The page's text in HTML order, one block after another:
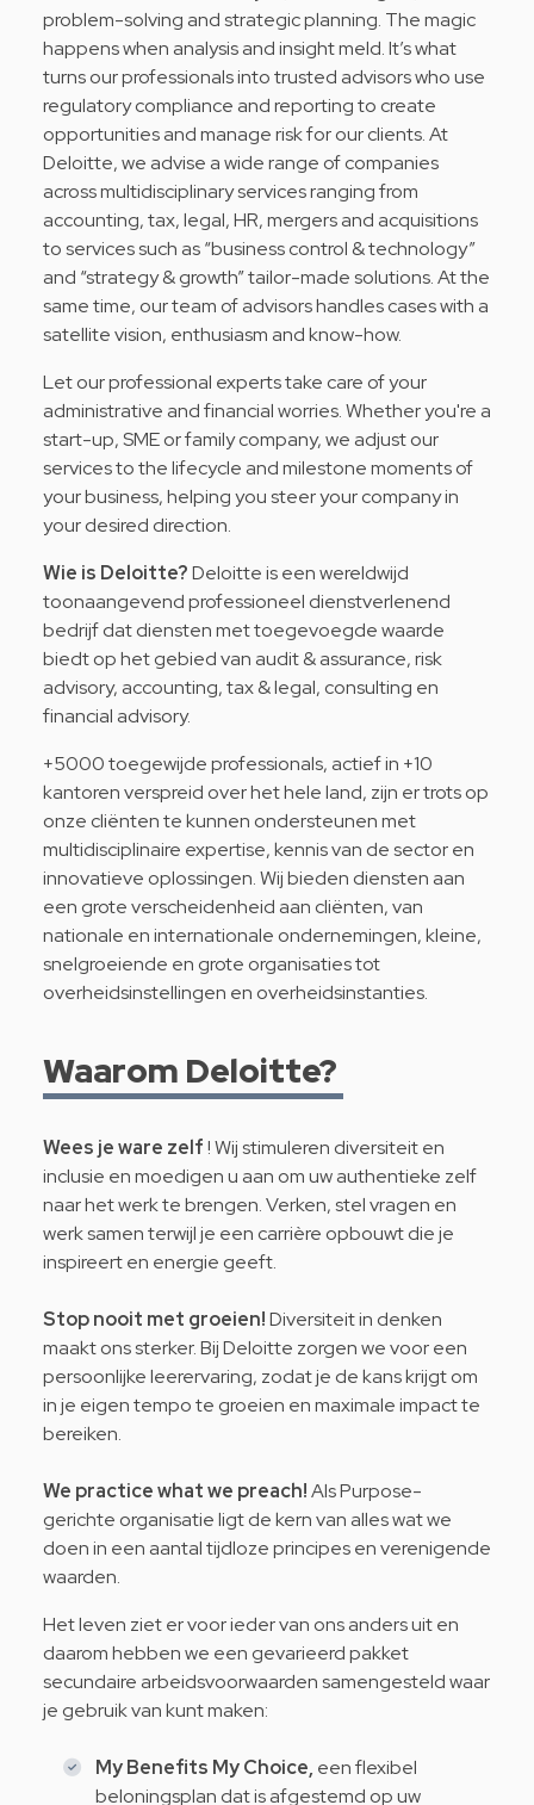
problem-solving and strategic planning. The magic
happens when analysis and insight meld. It’s what
turns our professionals into trusted advisors who use
regulatory compliance and reporting to create
opportunities and manage risk for our clients. At
Deloitte, we advise a wide range of companies
across multidisciplinary services ranging from
accounting, tax, legal, HR, mergers and acquisitions
to services such as “business control & technology”
and “strategy & growth” tailor-made solutions. At the
same time, our team of advisors handles cases with a
satellite vision, enthusiasm and know-how.
Let our professional experts take care of your
administrative and financial worries. Whether you're a
start-up, SME or family company, we adjust our
services to the lifecycle and milestone moments of
your business, helping you steer your company in
your desired direction.
Wie is Deloitte?Deloitte is een wereldwijd
toonaangevend professioneel dienstverlenend
bedrijf dat diensten met toegevoegde waarde
biedt op het gebied van audit & assurance, risk
advisory, accounting, tax & legal, consulting en
financial advisory.
+5000 toegewijde professionals, actief in +10
kantoren verspreid over het hele land, zijn er trots op
onze cliënten te kunnen ondersteunen met
multidisciplinaire expertise, kennis van de sector en
innovatieve oplossingen. Wij bieden diensten aan
een grote verscheidenheid aan cliënten, van
nationale en internationale ondernemingen, kleine,
snelgroeiende en grote organisaties tot
overheidsinstellingen en overheidsinstanties.
Waarom Deloitte?
Wees je ware zelf! Wij stimuleren diversiteit en
inclusie en moedigen u aan om uw authentieke zelf
naar het werk te brengen. Verken, stel vragen en
werk samen terwijl je een carrière opbouwt die je
inspireert en energie geeft.
Stop nooit met groeien!Diversiteit in denken
maakt ons sterker. Bij Deloitte zorgen we voor een
persoonlijke leerervaring, zodat je de kans krijgt om
in je eigen tempo te groeien en maximale impact te
bereiken.
We practice what we preach!Als Purpose-
gerichte organisatie ligt de kern van alles wat we
doen in een aantal tijdloze principes enverenigende
waarden.
Het leven ziet er voor ieder van ons anders uit en
daarom hebben we een gevarieerd pakket
secundaire arbeidsvoorwaarden samengesteld waar
je gebruik van kunt maken:
My Benefits My Choice, een flexibel
beloningsplan dat is afgestemd op uw